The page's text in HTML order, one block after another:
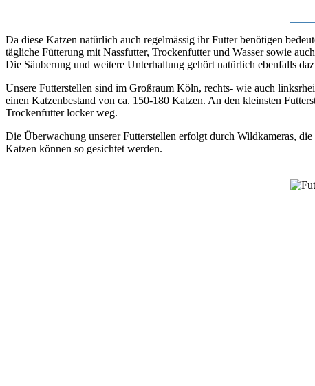
Da diese Katzen natürlich auch regelmässig ihr Futter benötigen
tägliche Fütterung mit Nassfutter, Trockenfutter und Wasser sowie
Die Säuberung und weitere Unterhaltung gehört natürlich ebenfalls
Unsere Futterstellen sind im Großraum Köln, rechts- wie auch
einen Katzenbestand von ca. 150-180 Katzen. An den kleinsten
Trockenfutter locker weg.
Die Überwachung unserer Futterstellen erfolgt durch Wildkameras,
Katzen können so gesichtet werden.